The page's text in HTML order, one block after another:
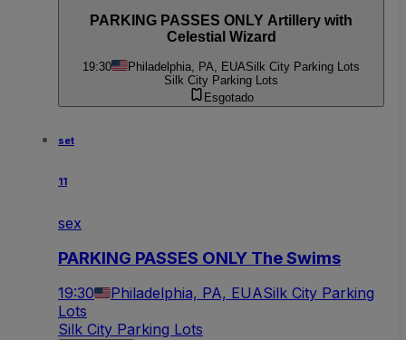
PARKING PASSES ONLY Artillery with
Celestial Wizard
19:30 Philadelphia, PA, EUASilk City Parking Lots
Silk City Parking Lots
Esgotado
set
11
sex
PARKING PASSES ONLY The Swims
19:30 Philadelphia, PA, EUASilk City Parking
Lots
Silk City Parking Lots